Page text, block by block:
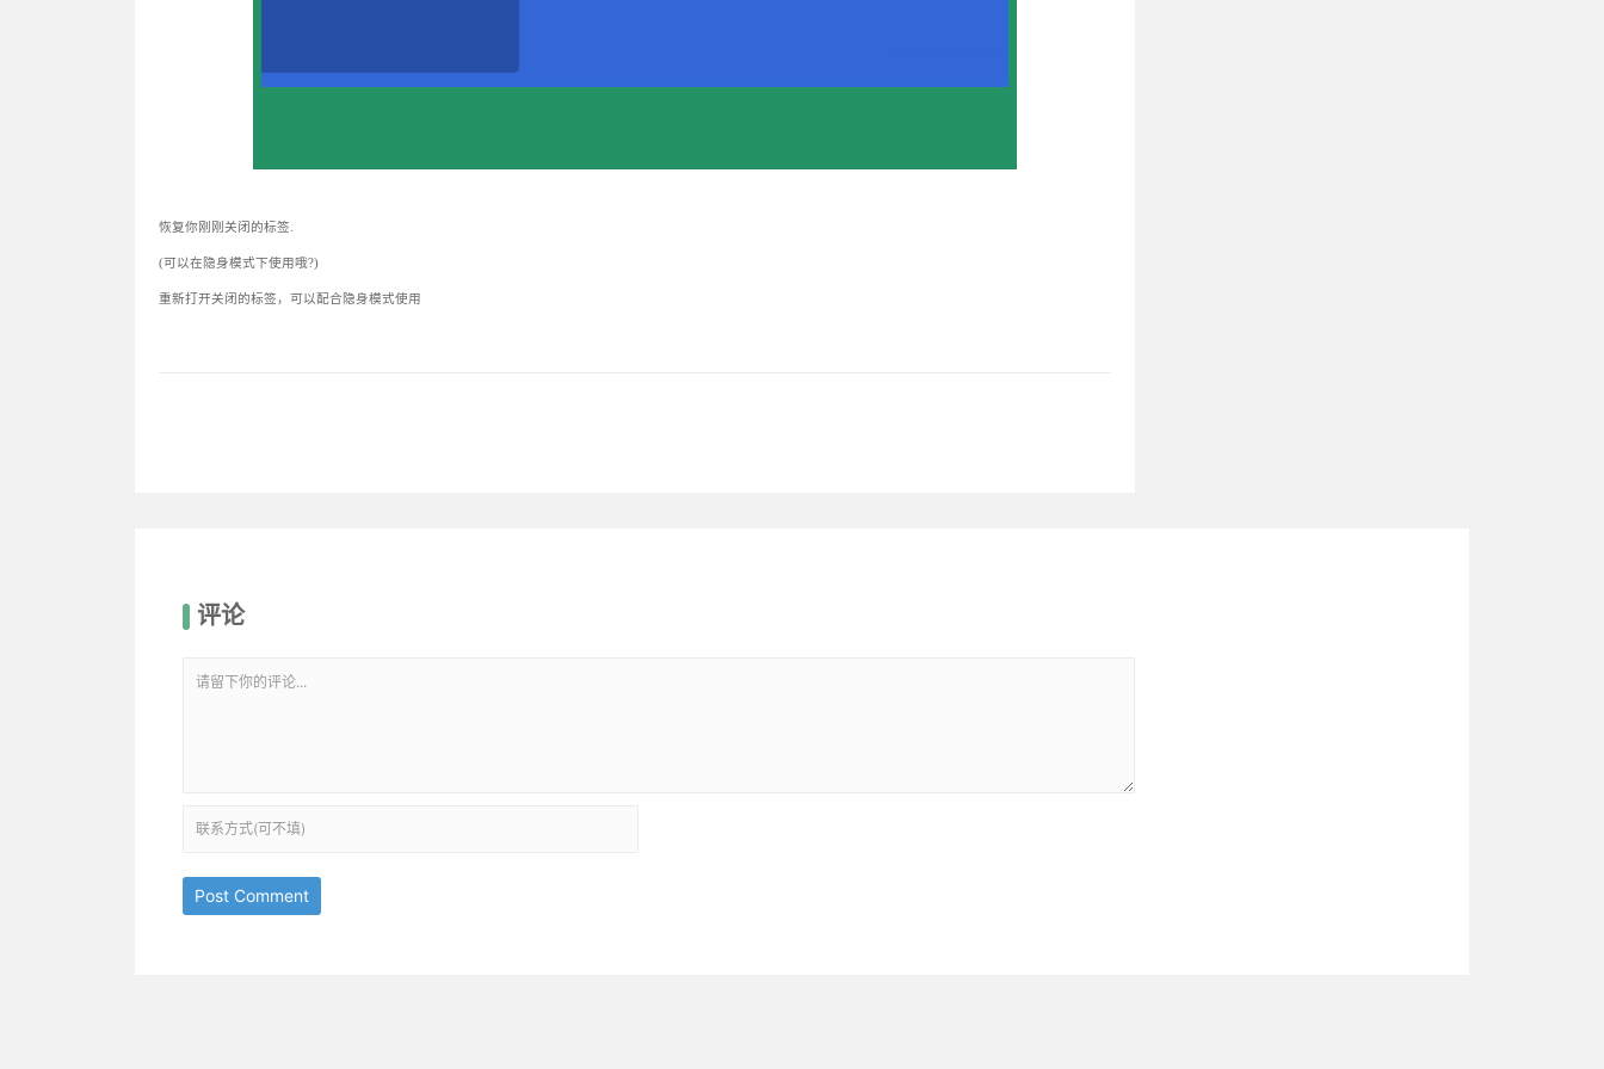
恢复你刚刚关闭的标签.
(可以在隐身模式下使用哦?)
重新打开关闭的标签，可以配合隐身模式使用
评论
Post Comment